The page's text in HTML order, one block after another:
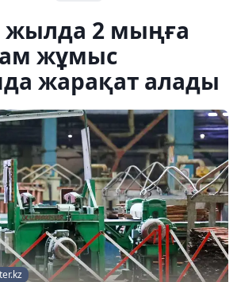
жылда 2 мыңға
жұмыс
жарақат алады